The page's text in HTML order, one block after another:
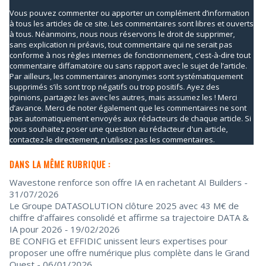
Vous pouvez commenter ou apporter un complément d’information
à tous les articles de ce site. Les commentaires sont libres et ouverts
à tous. Néanmoins, nous nous réservons le droit de supprimer,
sans explication ni préavis, tout commentaire qui ne serait pas
conforme à nos règles internes de fonctionnement, c'est-à-dire tout
commentaire diffamatoire ou sans rapport avec le sujet de l’article.
Par ailleurs, les commentaires anonymes sont systématiquement
supprimés s’ils sont trop négatifs ou trop positifs. Ayez des
opinions, partagez les avec les autres, mais assumez les ! Merci
d’avance. Merci de noter également que les commentaires ne sont
pas automatiquement envoyés aux rédacteurs de chaque article. Si
vous souhaitez poser une question au rédacteur d'un article,
contactez-le directement, n'utilisez pas les commentaires.
DANS LA MÊME RUBRIQUE :
Wavestone renforce son offre IA en rachetant AI Builders -
31/07/2026
Le Groupe DATASOLUTION clôture 2025 avec 43 M€ de
chiffre d’affaires consolidé et affirme sa trajectoire DATA &
IA pour 2026 - 19/02/2026
BE CONFIG et EFFIDIC unissent leurs expertises pour
proposer une offre numérique plus complète dans le Grand